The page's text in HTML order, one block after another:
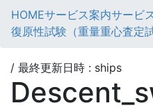
HOMEサービス案内サービ
復原性試験（重量重心査定
/ 最終更新日時 : ships